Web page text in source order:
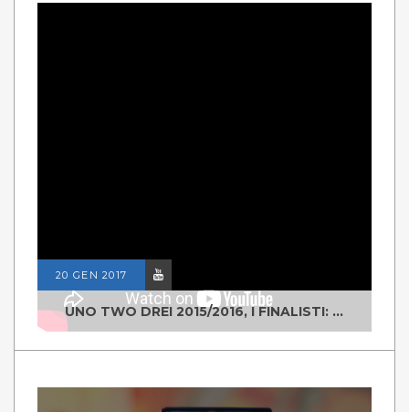
20 GEN 2017
UNO TWO DREI 2015/2016, I FINALISTI: CLASSE IV ALS ISTITUTO "DEGASPERI" BORGO VALSUGANA